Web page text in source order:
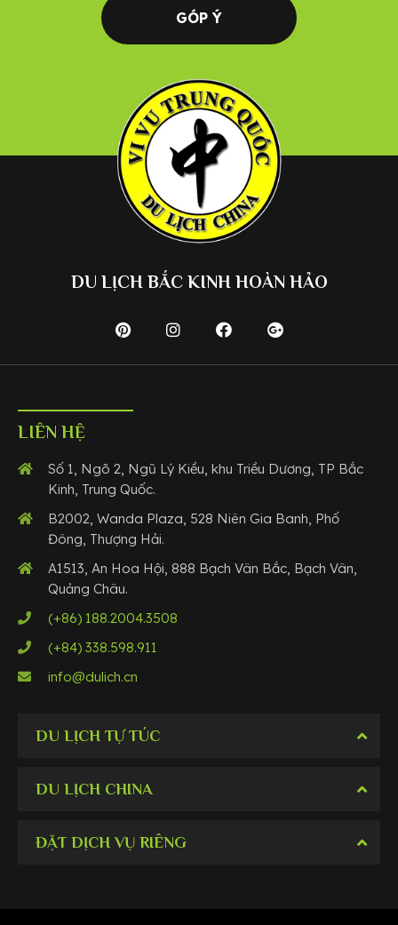
GÓP Ý
DU LỊCH BẮC KINH HOÀN HẢO
LIÊN HỆ
Số 1, Ngõ 2, Ngũ Lý Kiều, khu Triều Dương, TP Bắc
Kinh, Trung Quốc.
B2002, Wanda Plaza, 528 Niên Gia Banh, Phố
Đông, Thượng Hải.
A1513, An Hoa Hội, 888 Bạch Vân Bắc, Bạch Vân,
Quảng Châu.
(+86) 188.2004.3508
(+84) 338.598.911
info@dulich.cn
DU LỊCH TỰ TÚC
DU LỊCH CHINA
ĐẶT DỊCH VỤ RIÊNG